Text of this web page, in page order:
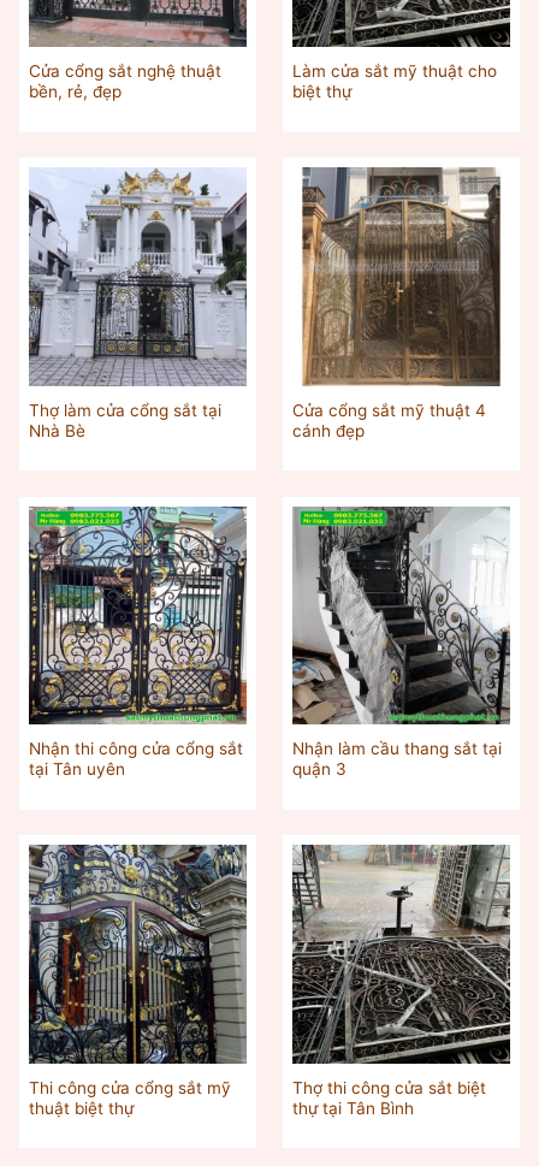
Cửa cổng sắt nghệ thuật
bền, rẻ, đẹp
Làm cửa sắt mỹ thuật cho
biệt thự
Thợ làm cửa cổng sắt tại
Nhà Bè
Cửa cổng sắt mỹ thuật 4
cánh đẹp
Nhận thi công cửa cổng sắt
tại Tân uyên
Nhận làm cầu thang sắt tại
quận 3
Thi công cửa cổng sắt mỹ
thuật biệt thự
Thợ thi công cửa sắt biệt
thự tại Tân Bình